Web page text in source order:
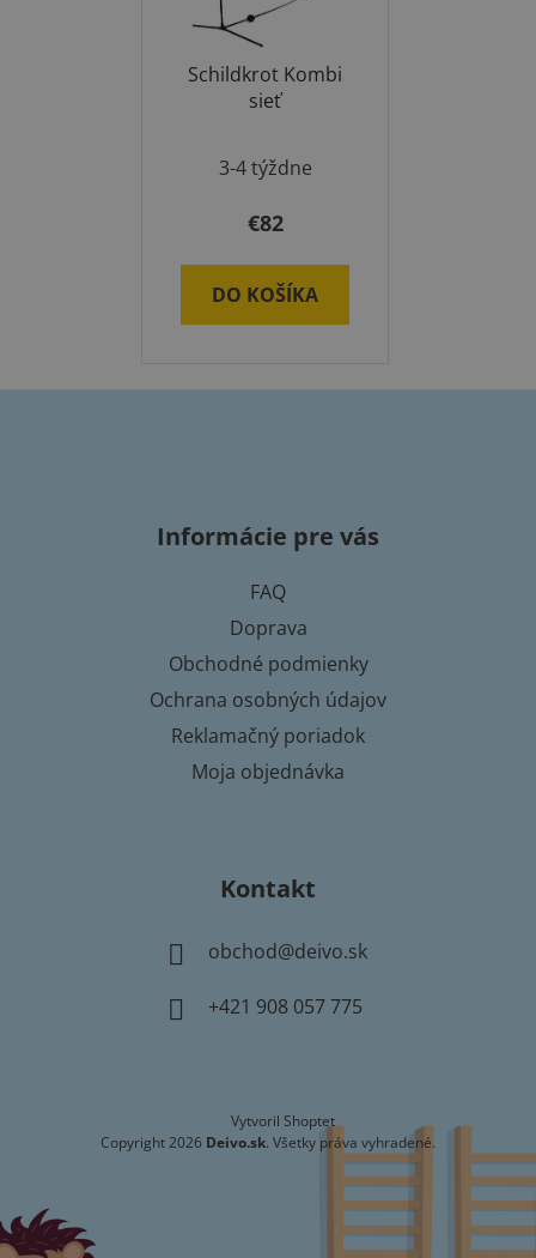
Schildkrot Kombi
sieť
3-4 týždne
€82
DO KOŠÍKA
Informácie pre vás
FAQ
Doprava
Obchodné podmienky
Ochrana osobných údajov
Reklamačný poriadok
Moja objednávka
Kontakt
obchod@deivo.sk
+421 908 057 775
Vytvoril Shoptet
Copyright 2026 Deivo.sk. Všetky práva vyhradené.